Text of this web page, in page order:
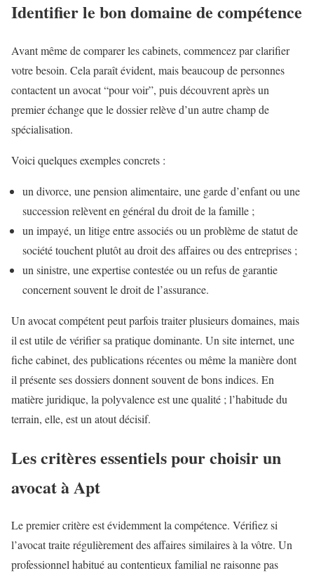
Identifier le bon domaine de compétence
Avant même de comparer les cabinets, commencez par clarifier
votre besoin. Cela paraît évident, mais beaucoup de personnes
contactent un avocat “pour voir”, puis découvrent après un
premier échange que le dossier relève d’un autre champ de
spécialisation.
Voici quelques exemples concrets :
un divorce, une pension alimentaire, une garde d’enfant ou une
succession relèvent en général du droit de la famille ;
un impayé, un litige entre associés ou un problème de statut de
société touchent plutôt au droit des affaires ou des entreprises ;
un sinistre, une expertise contestée ou un refus de garantie
concernent souvent le droit de l’assurance.
Un avocat compétent peut parfois traiter plusieurs domaines, mais
il est utile de vérifier sa pratique dominante. Un site internet, une
fiche cabinet, des publications récentes ou même la manière dont
il présente ses dossiers donnent souvent de bons indices. En
matière juridique, la polyvalence est une qualité ; l’habitude du
terrain, elle, est un atout décisif.
Les critères essentiels pour choisir un
avocat à Apt
Le premier critère est évidemment la compétence. Vérifiez si
l’avocat traite régulièrement des affaires similaires à la vôtre. Un
professionnel habitué au contentieux familial ne raisonne pas